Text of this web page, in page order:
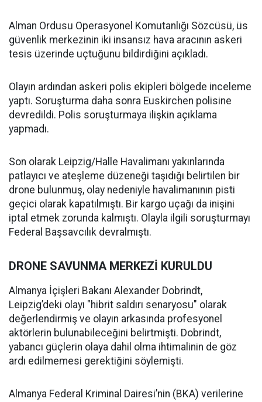
Alman Ordusu Operasyonel Komutanlığı Sözcüsü, üs
güvenlik merkezinin iki insansız hava aracının askeri
tesis üzerinde uçtuğunu bildirdiğini açıkladı.
Olayın ardından askeri polis ekipleri bölgede inceleme
yaptı. Soruşturma daha sonra Euskirchen polisine
devredildi. Polis soruşturmaya ilişkin açıklama
yapmadı.
Son olarak Leipzig/Halle Havalimanı yakınlarında
patlayıcı ve ateşleme düzeneği taşıdığı belirtilen bir
drone bulunmuş, olay nedeniyle havalimanının pisti
geçici olarak kapatılmıştı. Bir kargo uçağı da inişini
iptal etmek zorunda kalmıştı. Olayla ilgili soruşturmayı
Federal Başsavcılık devralmıştı.
DRONE SAVUNMA MERKEZİ KURULDU
Almanya İçişleri Bakanı Alexander Dobrindt,
Leipzig’deki olayı "hibrit saldırı senaryosu" olarak
değerlendirmiş ve olayın arkasında profesyonel
aktörlerin bulunabileceğini belirtmişti. Dobrindt,
yabancı güçlerin olaya dahil olma ihtimalinin de göz
ardı edilmemesi gerektiğini söylemişti.
Almanya Federal Kriminal Dairesi’nin (BKA) verilerine